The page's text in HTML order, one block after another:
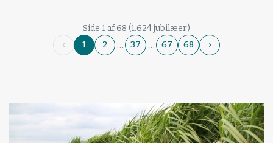
Side 1 af 68 (1.624 jubilæer)
‹
1 2 … 37 … 67 68 ›